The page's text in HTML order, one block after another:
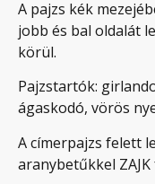
A pajzs kék
jobb és bal oldalát
körül.
Pajzstartók:
ágaskodó, vörös
A címerpajzs felett
aranybetűkkel